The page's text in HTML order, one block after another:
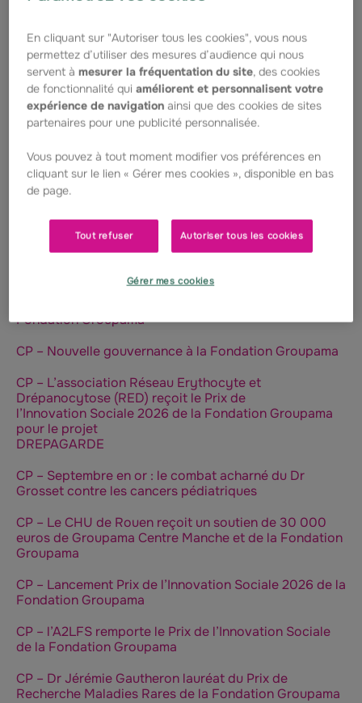
Illustration du modèle mutualiste de Groupama, la
Fondation s’appuie sur un réseau unique d’élus et
collaborateurs référents dans les territoires qui se
mobilisent et collectent des fonds pour les
associations à travers les Balades et événements
solidaires.
Acteur privé de référence, la Fondation a ainsi reversé
depuis 2000 14 millions d’euros pour la lutte contre les
maladies rares, soutenu plus de 64 projets de
Téléchargez ici le dossier de presse de la Fondation
Fondation Groupama
CP – Nouvelle gouvernance à la Fondation Groupama
CP – L’association Réseau Erythocyte et
Drépanocytose (RED) reçoit le Prix de
l’Innovation Sociale 2026 de la Fondation Groupama
pour le projet
DREPAGARDE
CP – Septembre en or : le combat acharné du Dr
Grosset contre les cancers pédiatriques
CP – Le CHU de Rouen reçoit un soutien de 30 000
euros de Groupama Centre Manche et de la Fondation
Groupama
CP – Lancement Prix de l’Innovation Sociale 2026 de la
Fondation Groupama
CP – l’A2LFS remporte le Prix de l’Innovation Sociale
de la Fondation Groupama
CP – Dr Jérémie Gautheron lauréat du Prix de
Recherche Maladies Rares de la Fondation Groupama
En cliquant sur "Autoriser tous les cookies", vous nous
permettez d’utiliser des mesures d’audience qui nous
servent àmesurer la fréquentation du site, des cookies
de fonctionnalité quiaméliorent et personnalisent votre
expérience de navigation ainsi que des cookies de sites
partenaires pour une publicité personnalisée.
Vous pouvez à tout moment modifier vos préférences en
cliquant sur le lien « Gérer mes cookies », disponible en bas
de page.
Tout refuser Autoriser tous les cookies
Gérer mes cookies